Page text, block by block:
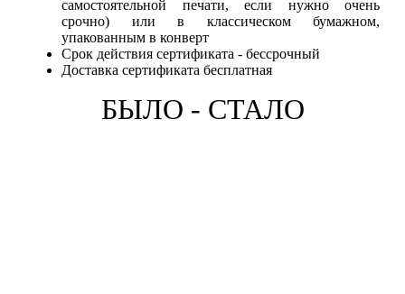
самостоятельной печати, если нужно очень
срочно) или в классическом бумажном,
упакованным в конверт
Срок действия сертификата - бессрочный
Доставка сертификата бесплатная
БЫЛО - СТАЛО